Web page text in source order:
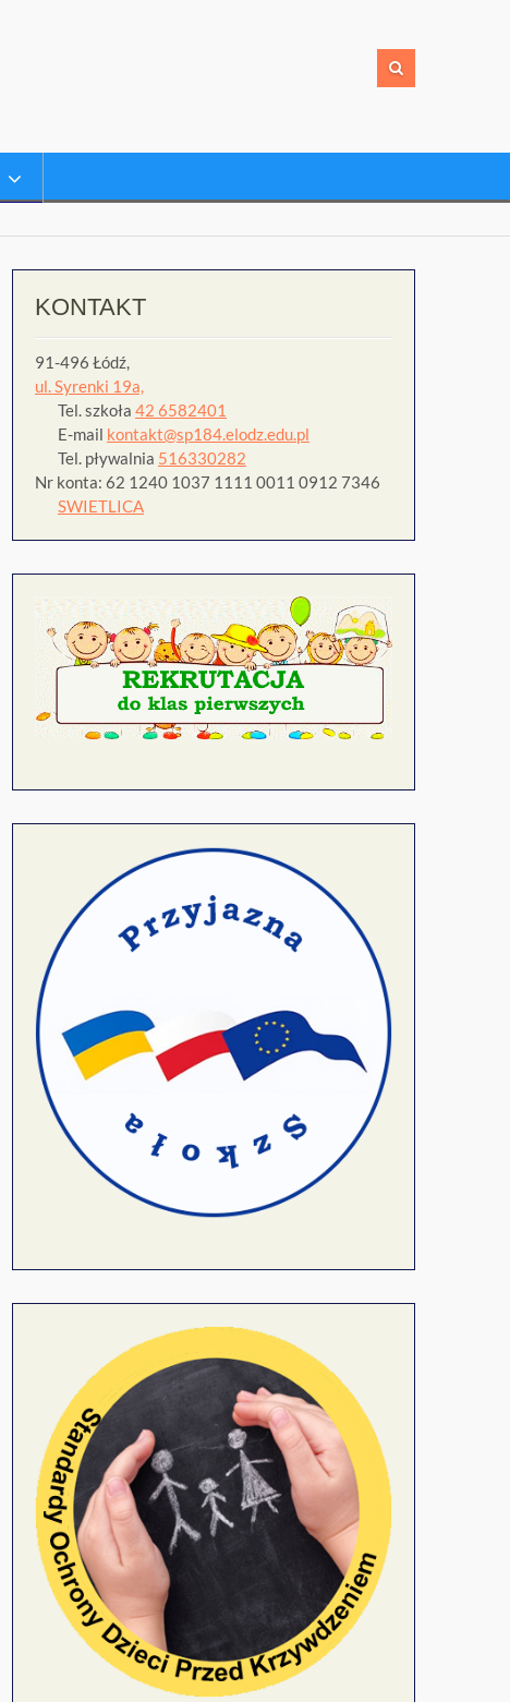
KONTAKT
91-496 Łódź,
ul. Syrenki 19a,
Tel. szkoła 42 6582401
E-mail kontakt@sp184.elodz.edu.pl
Tel. pływalnia 516330282
Nr konta: 62 1240 1037 1111 0011 0912 7346
SWIETLICA